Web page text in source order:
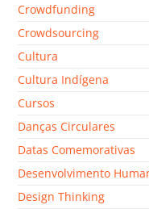
Crowdfunding
Crowdsourcing
Cultura
Cultura Indígena
Cursos
Danças Circulares
Datas Comemorativas
Desenvolvimento
Design Thinking